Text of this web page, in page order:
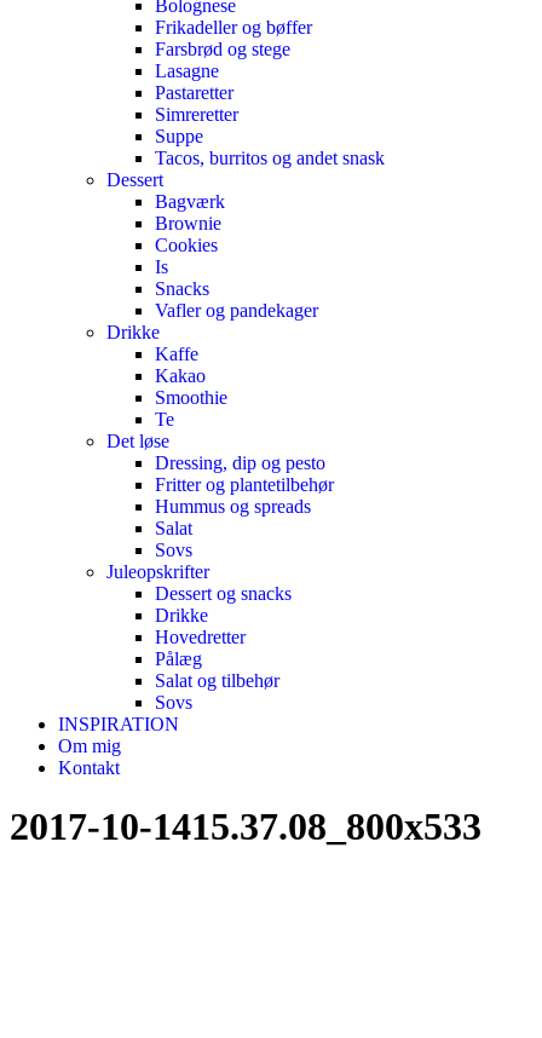
Bolognese
Frikadeller og bøffer
Farsbrød og stege
Lasagne
Pastaretter
Simreretter
Suppe
Tacos, burritos og andet snask
Dessert
Bagværk
Brownie
Cookies
Is
Snacks
Vafler og pandekager
Drikke
Kaffe
Kakao
Smoothie
Te
Det løse
Dressing, dip og pesto
Fritter og plantetilbehør
Hummus og spreads
Salat
Sovs
Juleopskrifter
Dessert og snacks
Drikke
Hovedretter
Pålæg
Salat og tilbehør
Sovs
INSPIRATION
Om mig
Kontakt
2017-10-1415.37.08_800x533